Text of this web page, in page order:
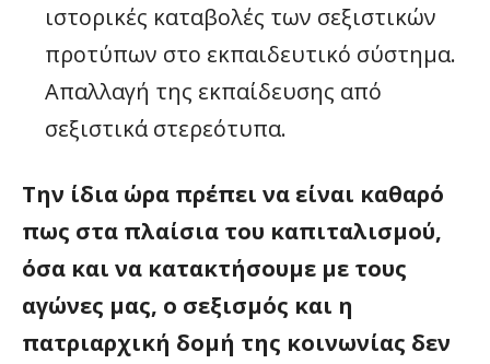
ιστορικές καταβολές των σεξιστικών
προτύπων στο εκπαιδευτικό σύστημα.
Απαλλαγή της εκπαίδευσης από
σεξιστικά στερεότυπα.
Την ίδια ώρα πρέπει να είναι καθαρό
πως στα πλαίσια του καπιταλισμού,
όσα και να κατακτήσουμε με τους
αγώνες μας, ο σεξισμός και η
πατριαρχική δομή της κοινωνίας δεν